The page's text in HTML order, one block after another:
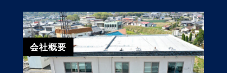
会社概要